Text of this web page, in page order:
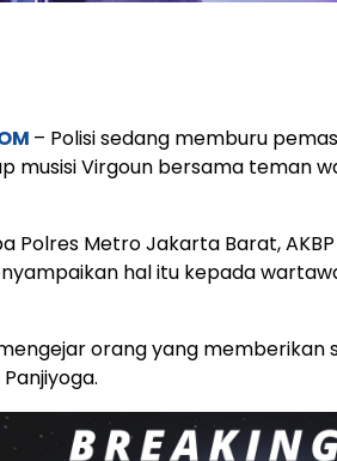
– Polisi sedang memburu
musisi Virgoun bersama teman
Polres Metro Jakarta Barat,
hal itu kepada
orang yang memberikan